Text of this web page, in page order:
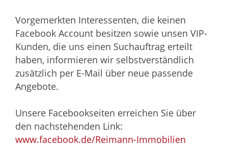
Vorgemerkten Interessenten, die keinen
Facebook Account besitzen sowie unsen VIP-
Kunden, die uns einen Suchauftrag erteilt
haben, informieren wir selbstverständlich
zusätzlich per E-Mail über neue passende
Angebote.
Unsere Facebookseiten erreichen Sie über
den nachstehenden Link:
www.facebook.de/Reimann-Immobilien